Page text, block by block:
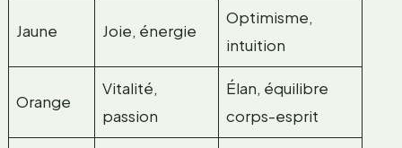
Jaune Joie, énergie
Optimisme,
intuition
Orange
Vitalité,
passion
Élan, équilibre
corps-esprit